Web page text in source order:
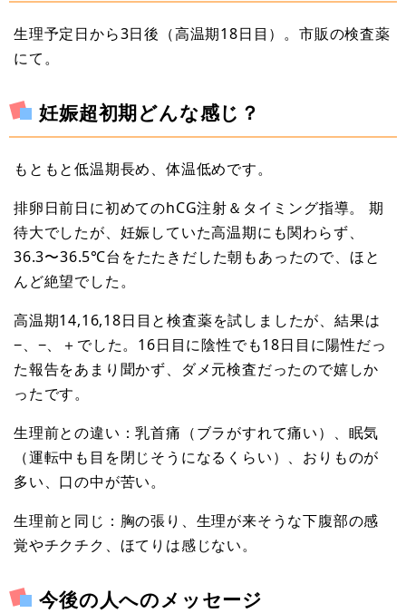
生理予定日から3日後（高温期18日目）。市販の検査薬
にて。
妊娠超初期どんな感じ？
もともと低温期長め、体温低めです。
排卵日前日に初めてのhCG注射＆タイミング指導。 期
待大でしたが、妊娠していた高温期にも関わらず、
36.3〜36.5℃台をたたきだした朝もあったので、ほと
んど絶望でした。
高温期14,16,18日目と検査薬を試しましたが、結果は
−、−、＋でした。16日目に陰性でも18日目に陽性だっ
た報告をあまり聞かず、ダメ元検査だったので嬉しか
ったです。
生理前との違い：乳首痛（ブラがすれて痛い）、眠気
（運転中も目を閉じそうになるくらい）、おりものが
多い、口の中が苦い。
生理前と同じ：胸の張り、生理が来そうな下腹部の感
覚やチクチク、ほてりは感じない。
今後の人へのメッセージ